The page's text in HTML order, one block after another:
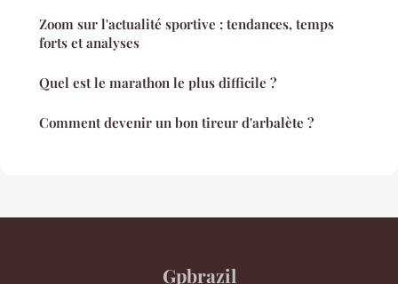
Zoom sur l'actualité sportive : tendances, temps
forts et analyses
Quel est le marathon le plus difficile ?
Comment devenir un bon tireur d'arbalète ?
Gpbrazil